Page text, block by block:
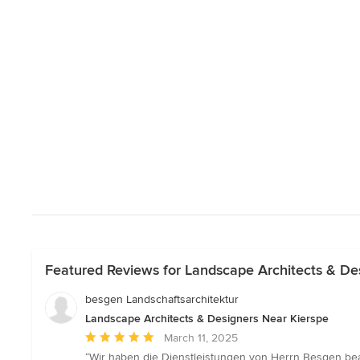
Featured Reviews for Landscape Architects &
besgen Landschaftsarchitektur
Landscape Architects & Designers Near Kierspe
Average
rating:
March 11, 2025
“Wir haben die Dienstleistungen von Herrn Besgen